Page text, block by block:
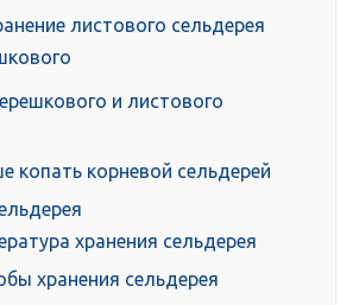
листового сельдерея
и листового
копать корневой сельдерей
хранения сельдерея
хранения сельдерея